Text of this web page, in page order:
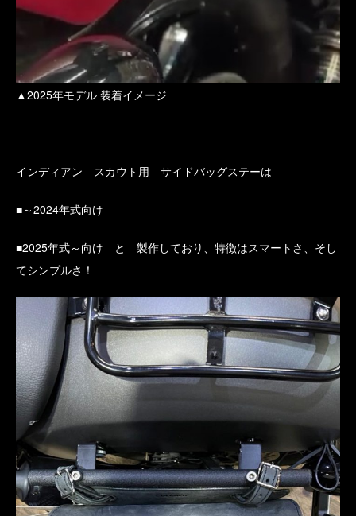
▲2025年モデル 装着イメージ
インディアン スカウト用 サイドバッグステーは
■～2024年式向け
■2025年式～向け と 製作しており、特徴はスマートさ、そし
てシンプルさ！